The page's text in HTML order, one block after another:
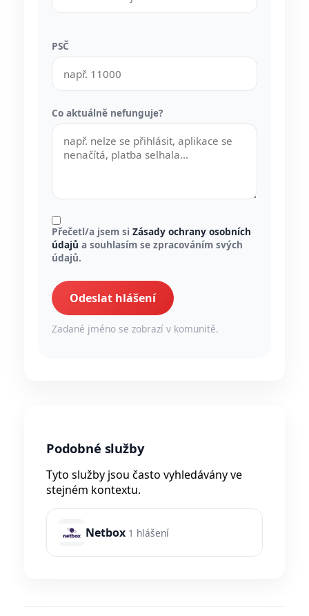
PSČ
Co aktuálně nefunguje?
Přečetl/a jsem si Zásady ochrany osobních
údajů a souhlasím se zpracováním svých
údajů.
Odeslat hlášení
Zadané jméno se zobrazí v komunitě.
Podobné služby
Tyto služby jsou často vyhledávány ve
stejném kontextu.
Netbox 1 hlášení